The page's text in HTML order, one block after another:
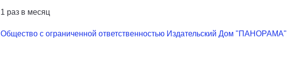
1 раз в месяц
Общество с ограниченной ответственностью Издательский Дом "ПАНОРАМА"